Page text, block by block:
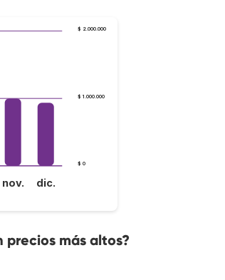
$ 0
$ 1.000.000
$ 2.000.000
nov. dic.
precios más altos?